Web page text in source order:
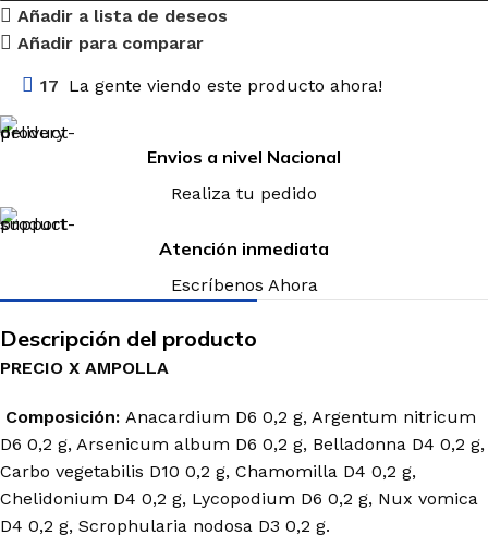
Añadir a lista de deseos
Añadir para comparar
17 La gente viendo este producto ahora!
Envios a nivel Nacional
Realiza tu pedido
Atención inmediata
Escríbenos Ahora
Descripción del producto
PRECIO X AMPOLLA
Composición: Anacardium D6 0,2 g, Argentum nitricum
D6 0,2 g, Arsenicum album D6 0,2 g, Belladonna D4 0,2 g,
Carbo vegetabilis D10 0,2 g, Chamomilla D4 0,2 g,
Chelidonium D4 0,2 g, Lycopodium D6 0,2 g, Nux vomica
D4 0,2 g, Scrophularia nodosa D3 0,2 g.